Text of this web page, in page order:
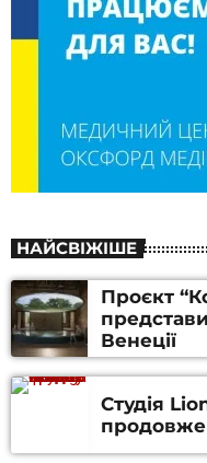
НАЙСВІЖІШЕ
Проєкт
Венеції
Студія